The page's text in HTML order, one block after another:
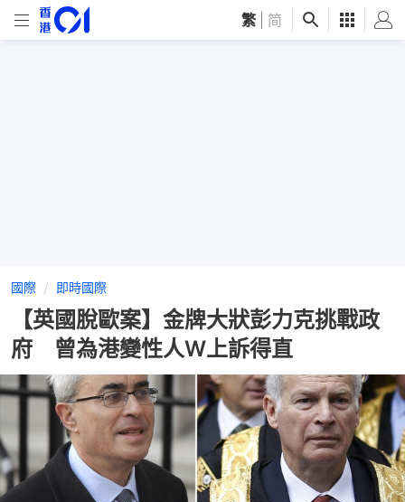
繁 简
國際 即時國際
【英國脫歐案】金牌大狀彭力克挑戰政
府 曾為港變性人W上訴得直